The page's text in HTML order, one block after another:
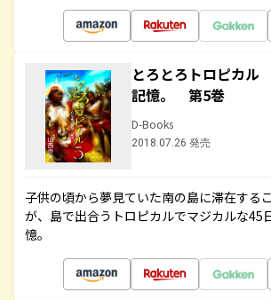
とろとろトロピカル
記憶。 第5巻
D-Books
2018.07.26 発売
子供の頃から夢見ていた南の島に滞在する
が、島で出合うトロピカルでマジカルな45
憶。